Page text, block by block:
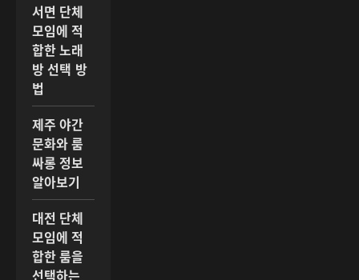
서면 단체
모임에 적
합한 노래
방 선택 방
법
제주 야간
문화와 룸
싸롱 정보
알아보기
대전 단체
모임에 적
합한 룸을
선택하는